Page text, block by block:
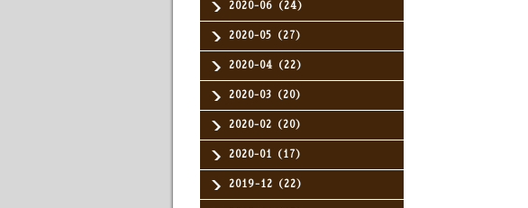
2020-06（24）
2020-05（27）
2020-04（22）
2020-03（20）
2020-02（20）
2020-01（17）
2019-12（22）